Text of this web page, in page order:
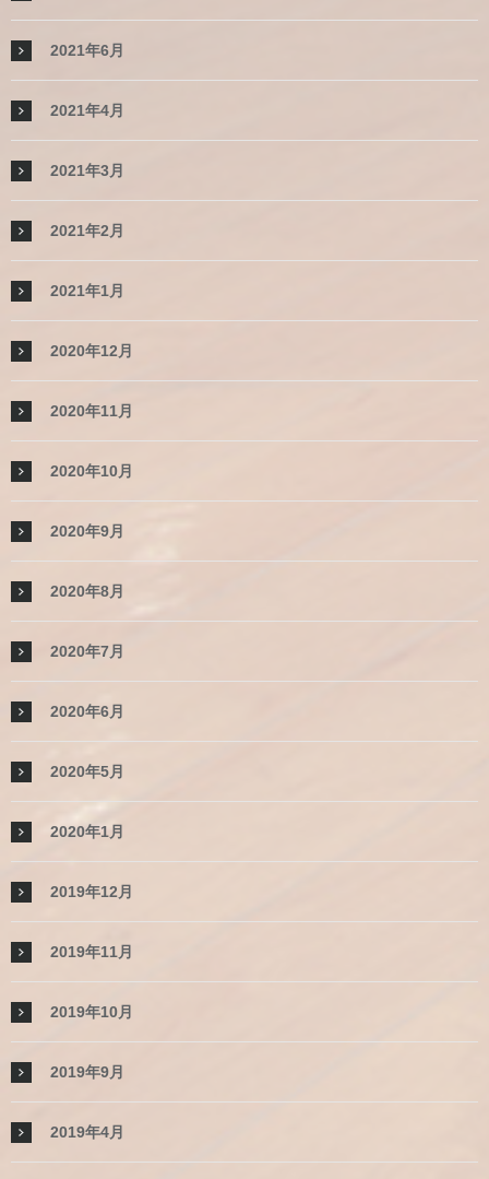
2021年6月
2021年4月
2021年3月
2021年2月
2021年1月
2020年12月
2020年11月
2020年10月
2020年9月
2020年8月
2020年7月
2020年6月
2020年5月
2020年1月
2019年12月
2019年11月
2019年10月
2019年9月
2019年4月